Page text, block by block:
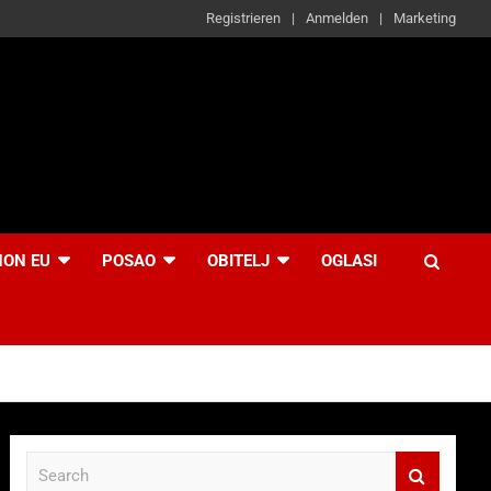
Registrieren Anmelden Marketing
EU POSAO OBITELJ OGLASI